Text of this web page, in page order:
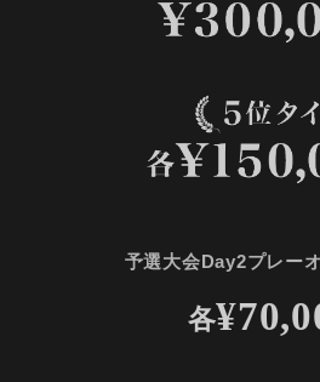
予選大会Day2プレー
各